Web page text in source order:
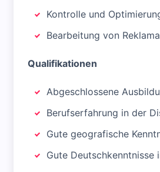
Kontrolle und
Bearbeitung von
Qualifikationen
Abgeschlossene
Berufserfahrung in der
Gute geografische
Gute